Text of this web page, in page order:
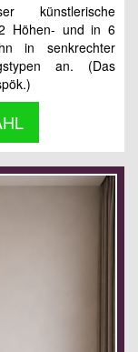
künstlerische
Höhen- und in 6
in senkrechter
an. (Das